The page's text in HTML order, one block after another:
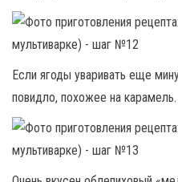
Если ягоды уваривать еще
повидло, похожее на карамель.